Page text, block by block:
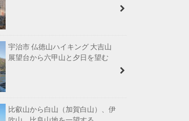
宇治市 仏徳山ハイキング 大吉山
展望台から六甲山と夕日を望む
比叡山から白山（加賀白山）、伊